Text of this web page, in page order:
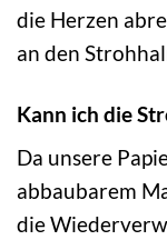
die Herzen
an den
Kann ich die
Da unsere
abbaubarem
die